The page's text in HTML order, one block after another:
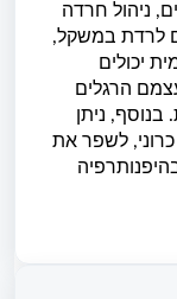
ניהול חרדה
לרדת במשקל,
יכולים
הרגלים
בנוסף, ניתן
לשפר את